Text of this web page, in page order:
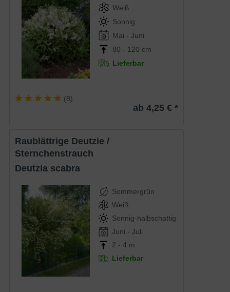
Weiß
Sonnig
Mai - Juni
80 - 120 cm
Lieferbar
(8)
ab 4,25 € *
Raublättrige Deutzie /
Sternchenstrauch
Deutzia scabra
Sommergrün
Weiß
Sonnig-halbschattig
Juni - Juli
2 - 4 m
Lieferbar